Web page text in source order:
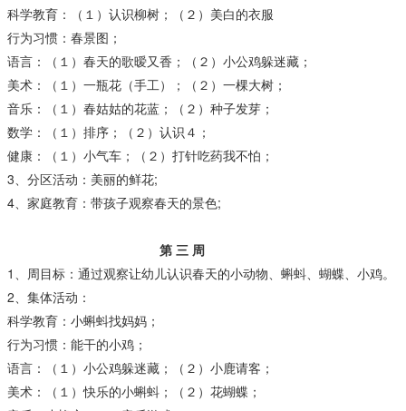
科学教育：（１）认识柳树；（２）美白的衣服
行为习惯：春景图；
语言：（１）春天的歌暧又香；（２）小公鸡躲迷藏；
美术：（１）一瓶花（手工）；（２）一棵大树；
音乐：（１）春姑姑的花蓝；（２）种子发芽；
数学：（１）排序；（２）认识４；
健康：（１）小气车；（２）打针吃药我不怕；
3、分区活动：美丽的鲜花;
4、家庭教育：带孩子观察春天的景色;
第 三 周
1、周目标：通过观察让幼儿认识春天的小动物、蝌蚪、蝴蝶、小鸡。
2、集体活动：
科学教育：小蝌蚪找妈妈；
行为习惯：能干的小鸡；
语言：（１）小公鸡躲迷藏；（２）小鹿请客；
美术：（１）快乐的小蝌蚪；（２）花蝴蝶；